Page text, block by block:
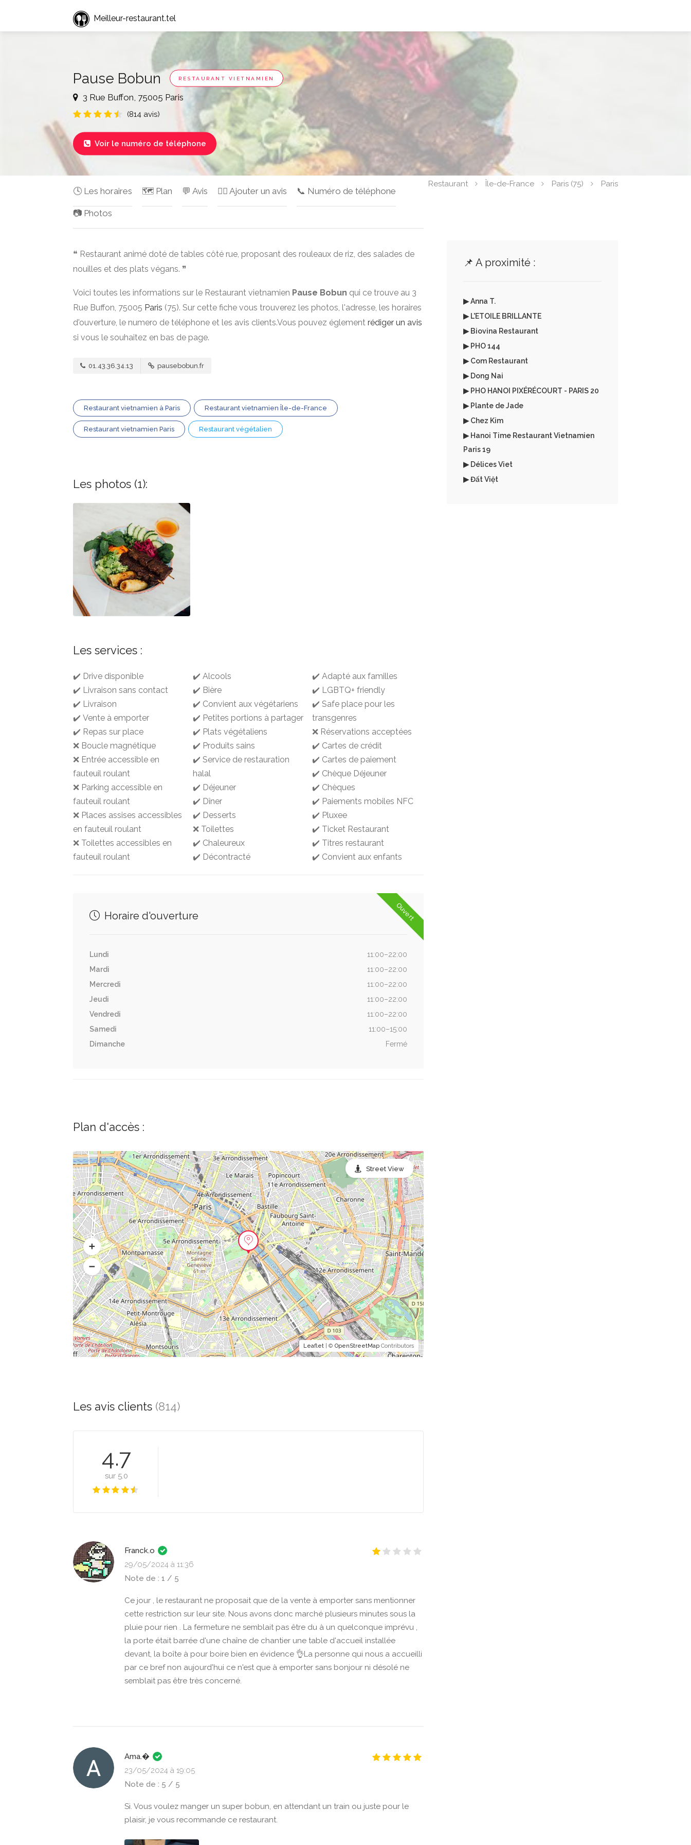
Meilleur-restaurant.tel
Pause Bobun RESTAURANT VIETNAMIEN
3 Rue Buffon, 75005 Paris
(814 avis)
 Voir le numéro de téléphone
Restaurant Île-de-France Paris (75) Paris
🕓 Les horaires 🗺️ Plan 💬 Avis ✍🏻 Ajouter un avis 📞 Numéro de téléphone
📷 Photos
❝ Restaurant animé doté de tables côté rue, proposant des rouleaux de riz, des salades de
nouilles et des plats végans. ❞
Voici toutes les informations sur le Restaurant vietnamien Pause Bobun qui ce trouve au 3
Rue Buffon, 75005 Paris (75). Sur cette fiche vous trouverez les photos, l'adresse, les horaires
d'ouverture, le numero de téléphone et les avis clients.Vous pouvez églement rédiger un avis
si vous le souhaitez en bas de page.
01.43.36.34.13 pausebobun.fr
Restaurant vietnamien à Paris Restaurant vietnamien Île-de-France
Restaurant vietnamien Paris Restaurant végétalien
Les photos (1):
Les services :
✔️ Drive disponible
✔️ Livraison sans contact
✔️ Livraison
✔️ Vente à emporter
✔️ Repas sur place
❌ Boucle magnétique
❌ Entrée accessible en
fauteuil roulant
❌ Parking accessible en
fauteuil roulant
❌ Places assises accessibles
en fauteuil roulant
❌ Toilettes accessibles en
fauteuil roulant
✔️ Alcools
✔️ Bière
✔️ Convient aux végétariens
✔️ Petites portions à partager
✔️ Plats végétaliens
✔️ Produits sains
✔️ Service de restauration
halal
✔️ Déjeuner
✔️ Dîner
✔️ Desserts
❌ Toilettes
✔️ Chaleureux
✔️ Décontracté
✔️ Adapté aux familles
✔️ LGBTQ+ friendly
✔️ Safe place pour les
transgenres
❌ Réservations acceptées
✔️ Cartes de crédit
✔️ Cartes de paiement
✔️ Chèque Déjeuner
✔️ Chèques
✔️ Paiements mobiles NFC
✔️ Pluxee
✔️ Ticket Restaurant
✔️ Titres restaurant
✔️ Convient aux enfants
Ouvert
Horaire d'ouverture
Lundi
11:00–22:00
Mardi
11:00–22:00
Mercredi
11:00–22:00
Jeudi
11:00–22:00
Vendredi
11:00–22:00
Samedi
11:00–15:00
Dimanche
Fermé
Plan d'accès :
Leaflet| © OpenStreetMapContributors
Street View
Les avis clients (814)
4.7
sur 5.0
Franck.o
29/05/2024 à 11:36
Note de : 1 / 5
Ce jour , le restaurant ne proposait que de la vente à emporter sans mentionner
cette restriction sur leur site. Nous avons donc marché plusieurs minutes sous la
pluie pour rien . La fermeture ne semblait pas être du à un quelconque imprévu ,
la porte était barrée d'une chaîne de chantier une table d'accueil installée
devant, la boîte à pour boire bien en évidence 👌La personne qui nous a accueilli
par ce bref non aujourd'hui ce n'est que à emporter sans bonjour ni désolé ne
semblait pas être très concerné.
Ama.�
23/05/2024 à 19:05
Note de : 5 / 5
Si. Vous voulez manger un super bobun, en attendant un train ou juste pour le
plaisir, je vous recommande ce restaurant.
📌 A proximité :
▶ Anna T.
▶ L'ETOILE BRILLANTE
▶ Biovina Restaurant
▶ PHO 144
▶ Com Restaurant
▶ Dong Nai
▶ PHO HANOI PIXÉRÉCOURT - PARIS 20
▶ Plante de Jade
▶ Chez Kim
▶ Hanoi Time Restaurant Vietnamien
Paris 19
▶ Délices Viet
▶ Đất Việt